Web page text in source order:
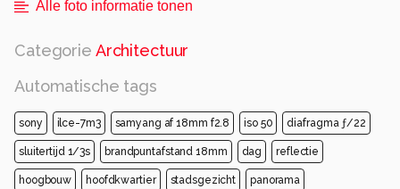
Alle foto informatie tonen
Categorie Architectuur
Automatische tags
sony ilce-7m3 samyang af 18mm f2.8 iso 50 diafragma ƒ/22
sluitertijd 1/3s brandpuntafstand 18mm dag reflectie
hoogbouw hoofdkwartier stadsgezicht panorama